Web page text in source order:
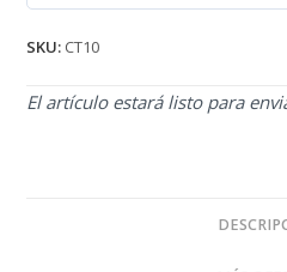
SKU: CT10
El artículo estará listo para